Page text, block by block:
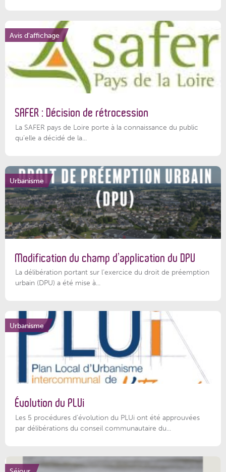
Avis d'affichage
SAFER : Décision de rétrocession
La SAFER pays de Loire porte à la connaissance du public
qu’elle a décidé de la...
Urbanisme
Modification du champ d’application du DPU
La délibération portant sur l’exercice du droit de préemption
urbain (DPU) a été mise à...
Urbanisme
Évolution du PLUi
Les 5 procédures d’évolution du PLUi ont été approuvées
par délibérations du conseil communautaire du...